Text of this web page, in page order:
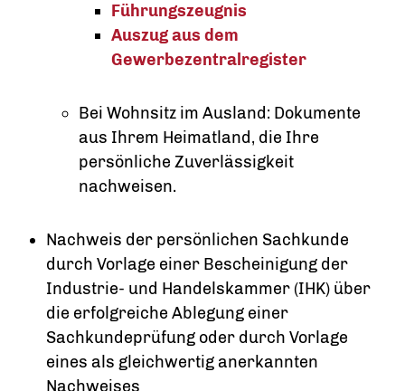
Führungszeugnis
Auszug aus dem
Gewerbezentralregister
Bei Wohnsitz im Ausland: Dokumente
aus Ihrem Heimatland, die Ihre
persönliche Zuverlässigkeit
nachweisen.
Nachweis der persönlichen Sachkunde
durch Vorlage einer Bescheinigung der
Industrie- und Handelskammer (IHK) über
die erfolgreiche Ablegung einer
Sachkundeprüfung oder durch Vorlage
eines als gleichwertig anerkannten
Nachweises